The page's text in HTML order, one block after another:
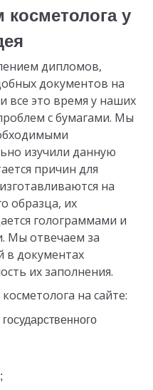
косметолога у
дипломов,
документов на
все это время у наших
с бумагами. Мы
изучили данную
причин для
на
образца, их
голограммами и
Мы отвечаем за
в документах
их заполнения.
косметолога на сайте: